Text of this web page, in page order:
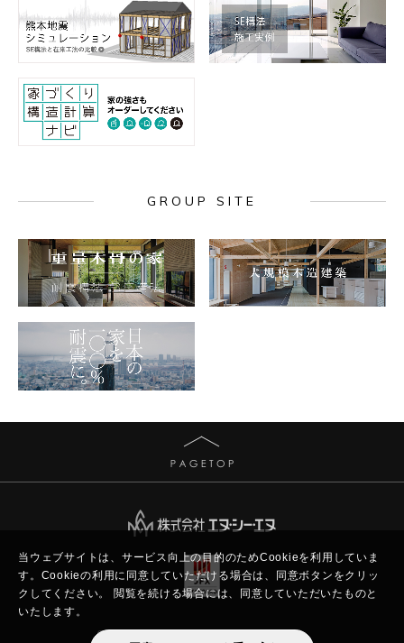
当ウェブサイトは、サービス向上の目的のためCookieを利用していま
す。 Cookieの利用に同意していただける場合は、同意ボタンをクリッ
クしてください。
閲覧を続ける場合には、同意していただいたものと
いたします。
GROUP SITE
Copyright © New Constructor's Network.